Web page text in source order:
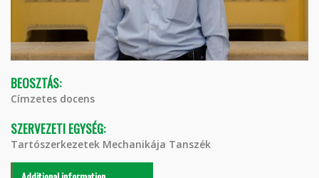
BEOSZTÁS:
Címzetes docens
SZERVEZETI EGYSÉG:
Tartószerkezetek Mechanikája Tanszék